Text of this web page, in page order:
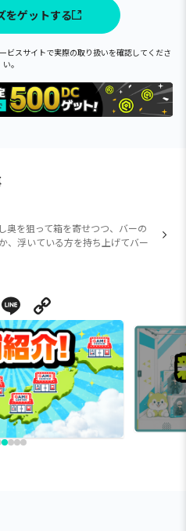
をゲットする
ビスサイトで実際の取り扱いを確認してくださ
い。
奥を狙って箱を寄せつつ、バーの
、浮いている方を持ち上げてバー
X Line